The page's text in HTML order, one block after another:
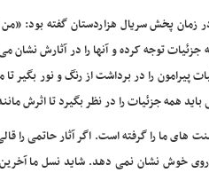
زمان پخش سریال هزاردستان گفته بود:
توجه کرده و آنها را در آثارش نشان
را در برداشت از رنگ و نور بگیر
همه جزئیات را در نظر بگیرد تا اثرش مانند
ما را گرفته است. اگر آثار حاتمی را
خوش نشان نمی دهد. شاید نسل ما